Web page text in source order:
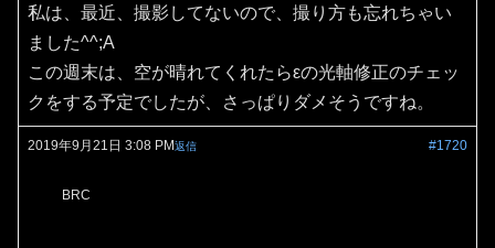
私は、最近、撮影してないので、撮り方も忘れちゃい
ました^^;A
この週末は、空が晴れてくれたらεの光軸修正のチェッ
クをする予定でしたが、さっぱりダメそうですね。
2019年9月21日 3:08 PM #1720
返信
BRC